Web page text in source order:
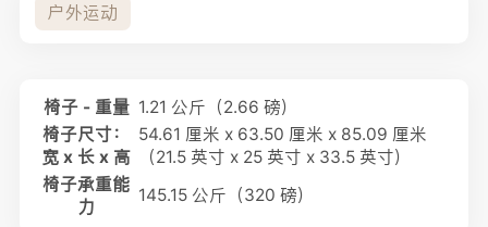
户外运动
椅子 - 重量 1.21 公斤（2.66 磅）
椅子尺寸：
宽 x 长 x 高
54.61 厘米 x 63.50 厘米 x 85.09 厘米
（21.5 英寸 x 25 英寸 x 33.5 英寸）
椅子承重能
力
145.15 公斤（320 磅）